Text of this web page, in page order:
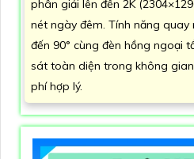
phân giải lên đến 2K
nét ngày đêm. Tính năng quay
đến 90° cùng đèn hồng ngoại
sát toàn diện trong không
phí hợp lý.